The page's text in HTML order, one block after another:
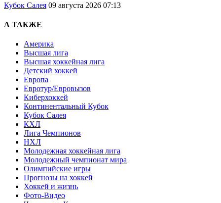
Кубок Салея 09 августа 2026 07:13
А ТАКЖЕ
Америка
Высшая лига
Высшая хоккейная лига
Детский хоккей
Европа
Евротур/Евровызов
Киберхоккей
Континентальный Кубок
Кубок Салея
КХЛ
Лига Чемпионов
НХЛ
Молодежная хоккейная лига
Молодежный чемпионат мира
Олимпийские игры
Прогнозы на хоккей
Хоккей и жизнь
Фото-Видео